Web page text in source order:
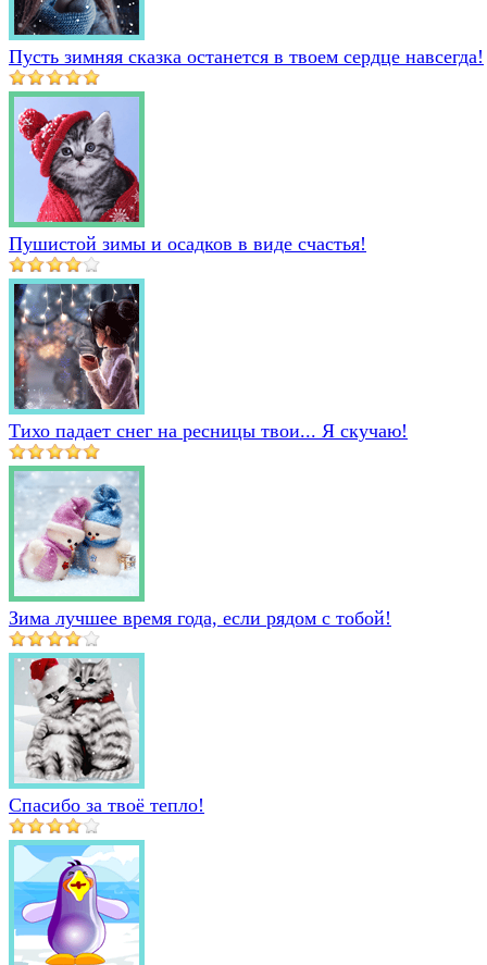
Пусть зимняя сказка останется в твоем сердце навсегда!
Пушистой зимы и осадков в виде счастья!
Тихо падает снег на ресницы твои... Я скучаю!
Зима лучшее время года, если рядом с тобой!
Спасибо за твоё тепло!